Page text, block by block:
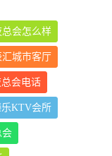
会怎么样
城市客厅
会电话
乐KTV会所
会